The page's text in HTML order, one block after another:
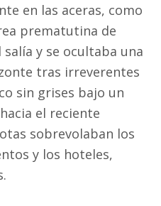
en las aceras, como
prematutina de
y se ocultaba una
tras irreverentes
sin grises bajo un
el reciente
sobrevolaban los
y los hoteles,